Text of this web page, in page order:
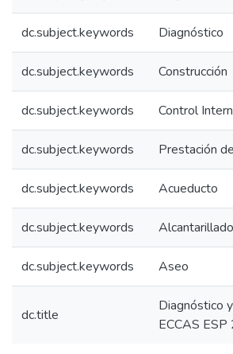
dc.subject.keywords Diagnóstico
dc.subject.keywords Construcción
dc.subject.keywords Control
dc.subject.keywords Prestación
dc.subject.keywords Acueducto
dc.subject.keywords Alcantarillado
dc.subject.keywords Aseo
dc.title
Diagnóstico
ECCAS